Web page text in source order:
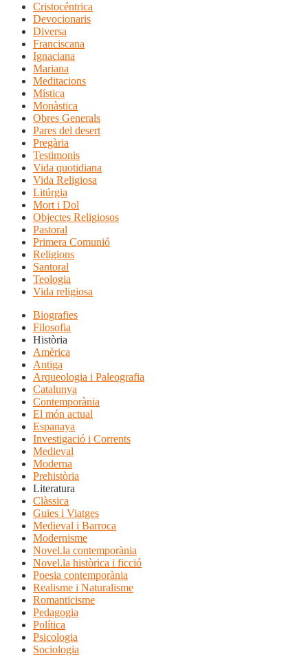
Cristocéntrica
Devocionaris
Diversa
Franciscana
Ignaciana
Mariana
Meditacions
Mística
Monàstica
Obres Generals
Pares del desert
Pregària
Testimonis
Vida quotidiana
Vida Religiosa
Litúrgia
Mort i Dol
Objectes Religiosos
Pastoral
Primera Comunió
Religions
Santoral
Teologia
Vida religiosa
Biografies
Filosofia
Història
Amèrica
Antiga
Arqueologia i Paleografia
Catalunya
Contemporània
El món actual
Espanaya
Investigació i Corrents
Medieval
Moderna
Prehistòria
Literatura
Clàssica
Guies i Viatges
Medieval i Barroca
Modernisme
Novel.la contemporània
Novel.la històrica i ficció
Poesia contemporània
Realisme i Naturalisme
Romanticisme
Pedagogia
Política
Psicologia
Sociologia